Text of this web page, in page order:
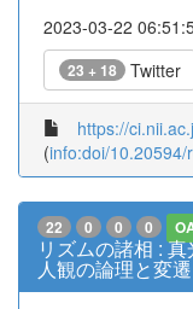
2023-03-22
23 + 18 Twitter
https://
(info:doi/
22 0 0 0
リズムの諸相 :
人観の論理と変遷